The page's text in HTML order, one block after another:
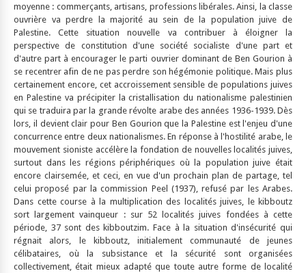
moyenne : commerçants, artisans, professions libérales. Ainsi, la classe
ouvrière va perdre la majorité au sein de la population juive de
Palestine. Cette situation nouvelle va contribuer à éloigner la
perspective de constitution d'une société socialiste d'une part et
d'autre part à encourager le parti ouvrier dominant de Ben Gourion à
se recentrer afin de ne pas perdre son hégémonie politique. Mais plus
certainement encore, cet accroissement sensible de populations juives
en Palestine va précipiter la cristallisation du nationalisme palestinien
qui se traduira par la grande révolte arabe des années 1936-1939. Dès
lors, il devient clair pour Ben Gourion que la Palestine est l'enjeu d'une
concurrence entre deux nationalismes. En réponse à l'hostilité arabe, le
mouvement sioniste accélère la fondation de nouvelles localités juives,
surtout dans les régions périphériques où la population juive était
encore clairsemée, et ceci, en vue d'un prochain plan de partage, tel
celui proposé par la commission Peel (1937), refusé par les Arabes.
Dans cette course à la multiplication des localités juives, le kibboutz
sort largement vainqueur : sur 52 localités juives fondées à cette
période, 37 sont des kibboutzim. Face à la situation d'insécurité qui
régnait alors, le kibboutz, initialement communauté de jeunes
célibataires, où la subsistance et la sécurité sont organisées
collectivement, était mieux adapté que toute autre forme de localité